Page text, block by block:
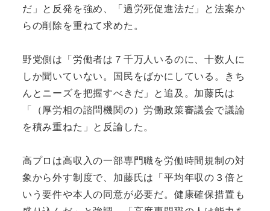
だ」と反発を強め、「過労死促進法だ」と法案か
らの削除を重ねて求めた。
野党側は「労働者は７千万人いるのに、十数人に
しか聞いていない。国民をばかにしている。きち
んとニーズを把握すべきだ」と追及。加藤氏は
「（厚労相の諮問機関の）労働政策審議会で議論
を積み重ねた」と反論した。
高プロは高収入の一部専門職を労働時間規制の対
象から外す制度で、加藤氏は「平均年収の３倍と
いう要件や本人の同意が必要だ。健康確保措置も